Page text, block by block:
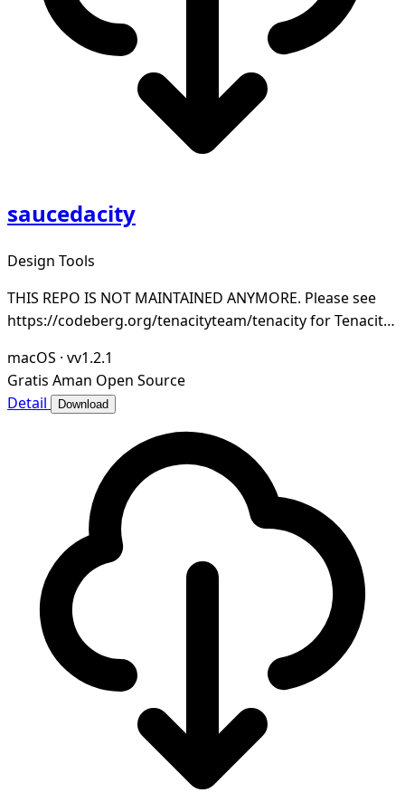
saucedacity
Design Tools
THIS REPO IS NOT MAINTAINED ANYMORE. Please see
https://codeberg.org/tenacityteam/tenacity for Tenacity,
macOS · vv1.2.1
Gratis Aman Open Source
Detail
Download